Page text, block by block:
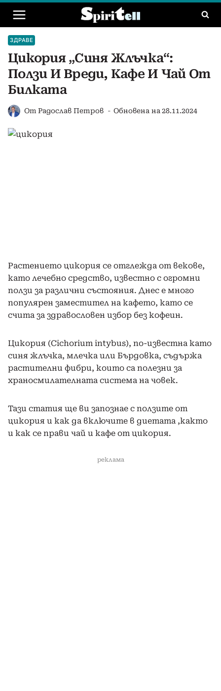
Към
съдържанието
ЗДРАВЕ
Цикория „Синя Жлъчка“:
Ползи И Вреди, Кафе И Чай От
Билката
От Радослав Петров Обновена на 28.11.2024
Растението цикория се отглежда от векове,
като лечебно средство, известно с огромни
ползи за различни състояния. Днес е много
популярен заместител на кафето, като се
счита за здравословен избор без кофеин.
Цикория (Cichorium intybus), по-известна като
синя жлъчка, млечка или Бърдовка, съдържа
растителни фибри, които са полезни за
храносмилателната система на човек.
Тази статия ще ви запознае с ползите от
цикория и как да включите в диетата ,както
и как се прави чай и кафе от цикория.
реклама